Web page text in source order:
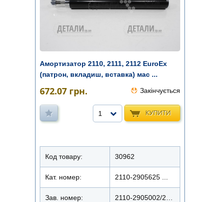
Амортизатор 2110, 2111, 2112 EuroEx
(патрон, вкладиш, вставка) мас ...
672.07 грн. Закінчується
КУПИТИ
1
Код товару: 30962
Кат. номер: 2110-2905625 ...
Зав. номер: